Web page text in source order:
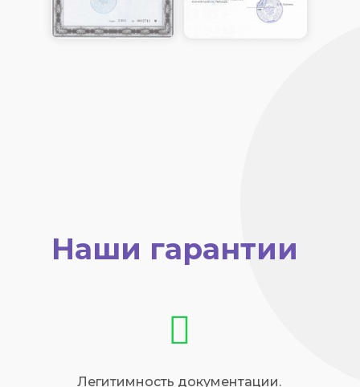
Наши гарантии
Легитимность документации.